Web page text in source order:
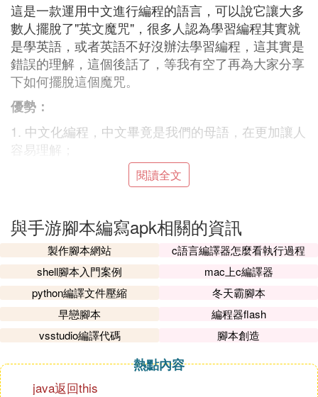
這是一款運用中文進行編程的語言，可以說它讓大多
數人擺脫了"英文魔咒"，很多人認為學習編程其實就
是學英語，或者英語不好沒辦法學習編程，這其實是
錯誤的理解，這個後話了，等我有空了再為大家分享
下如何擺脫這個魔咒。
優勢：
1. 中文化編程，中文畢竟是我們的母語，在更加讓人
容易理解；
2. 在 游戲 相關領域有非常成熟的框架，或者中支持
3. 使用這種解決方案的人群非常多，當你遇到問題時
很容易找到解決辦法；
劣勢：
1. 代碼的編譯速度相對其他語言來說很慢；（對於現
在的電腦硬體來說其實已經沒啥大礙）
2. 會被其他編程語言鄙視，太local化了，沒有那種國
際感；
3. 收費；（雖然作者初衷是推廣中文編程，但是推廣
也是要錢的嘛，能理解）
閱讀全文
與手游腳本編寫apk相關的資訊
製作腳本網站
c語言編譯器怎麼看執行過程
shell腳本入門案例
mac上c編譯器
python編譯文件壓縮
冬天霸腳本
早戀腳本
編程器flash
vsstudio編譯代碼
腳本創造
熱點內容
java返回this